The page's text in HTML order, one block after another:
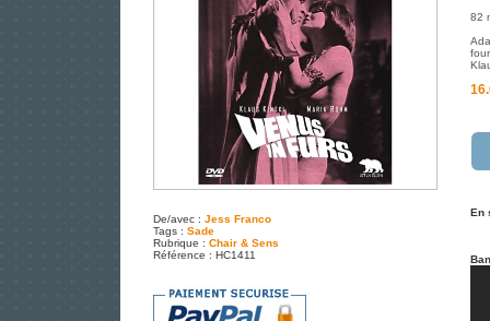
De/avec : Jess Franco
Tags : Sade
Rubrique : Chair & Sens
Référence : HC1411
82
En